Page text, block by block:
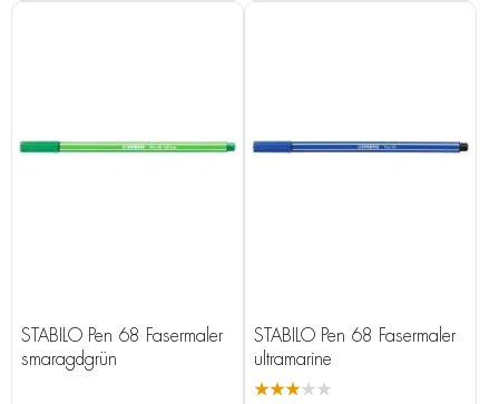
STABILO Pen 68 Fasermaler
smaragdgrün
STABILO Pen 68 Fasermaler
ultramarine
★★★★★